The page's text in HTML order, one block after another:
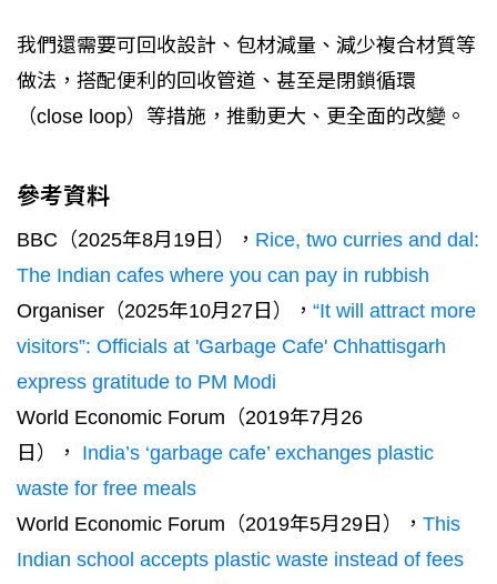
我們還需要可回收設計、包材減量、減少複合材質等
做法，搭配便利的回收管道、甚至是閉鎖循環
（close loop）等措施，推動更大、更全面的改變。
參考資料
BBC（2025年8月19日）， Rice, two curries and dal:
The Indian cafes where you can pay in rubbish
Organiser（2025年10月27日）， “It will attract more
visitors”: Officials at 'Garbage Cafe' Chhattisgarh
express gratitude to PM Modi
World Economic Forum（2019年7月26
日），
India’s ‘garbage cafe’ exchanges plastic
waste for free meals
World Economic Forum（2019年5月29日）， This
Indian school accepts plastic waste instead of fees